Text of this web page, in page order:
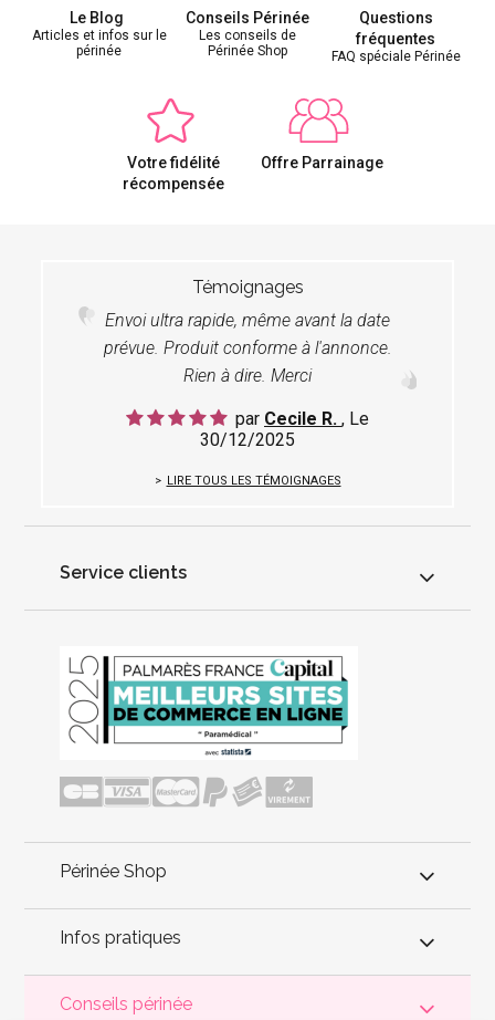
Le Blog
Articles et infos sur le
périnée
Conseils Périnée
Les conseils de
Périnée Shop
Questions
fréquentes
FAQ spéciale Périnée
Votre fidélité
récompensée
Offre Parrainage
Témoignages
Envoi ultra rapide, même avant la date
prévue. Produit conforme à l'annonce.
Rien à dire. Merci
par Cecile R. , Le
30/12/2025
LIRE TOUS LES TÉMOIGNAGES
Service clients
Périnée Shop
Infos pratiques
Conseils périnée